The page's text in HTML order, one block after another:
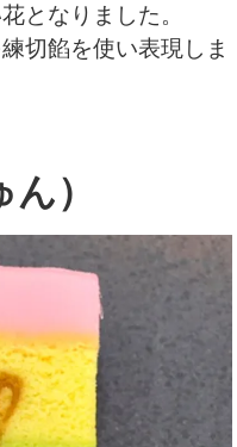
となりました。
切餡を使い表現しま
）